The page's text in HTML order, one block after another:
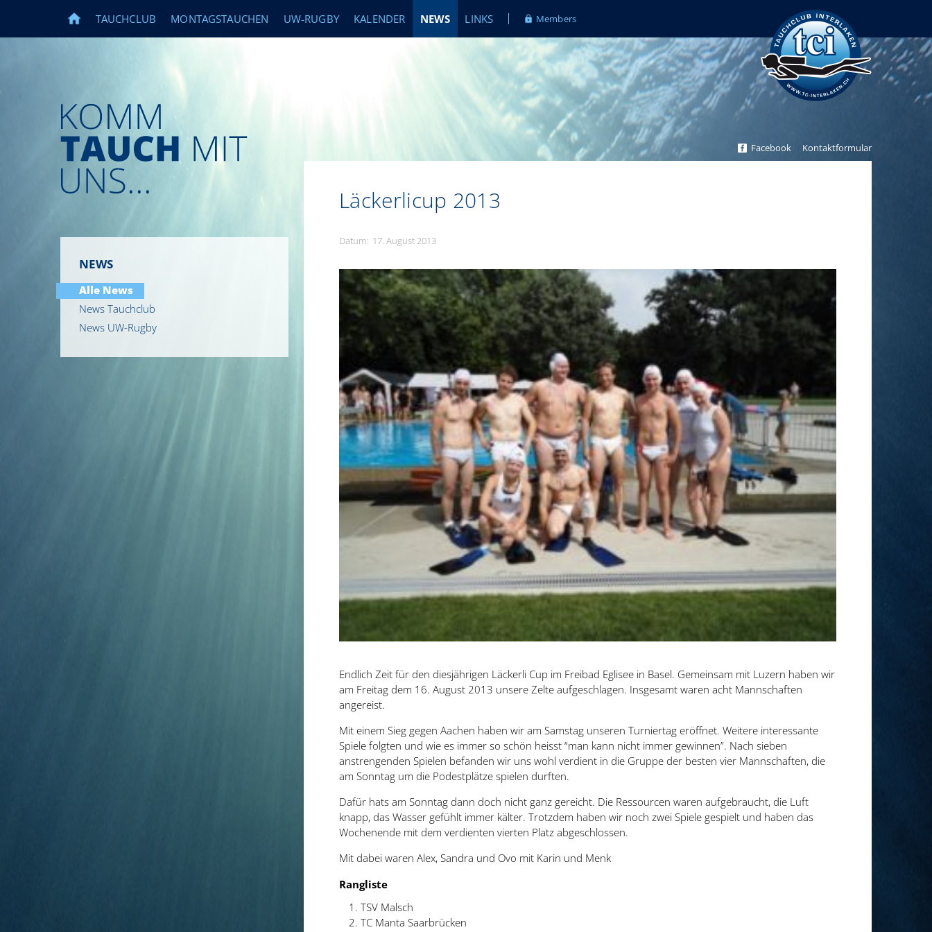
Tauchclub Interlaken
TAUCHCLUB MONTAGSTAUCHEN UW-RUGBY KALENDER NEWS LINKS Members
Facebook Kontaktformular
Läckerlicup 2013
Datum: 17. August 2013
Endlich Zeit für den diesjährigen Läckerli Cup im Freibad Eglisee in Basel. Gemeinsam mit Luzern haben wir
am Freitag dem 16. August 2013 unsere Zelte aufgeschlagen. Insgesamt waren acht Mannschaften
angereist.
Mit einem Sieg gegen Aachen haben wir am Samstag unseren Turniertag eröffnet. Weitere interessante
Spiele folgten und wie es immer so schön heisst “man kann nicht immer gewinnen”. Nach sieben
anstrengenden Spielen befanden wir uns wohl verdient in die Gruppe der besten vier Mannschaften, die
am Sonntag um die Podestplätze spielen durften.
Dafür hats am Sonntag dann doch nicht ganz gereicht. Die Ressourcen waren aufgebraucht, die Luft
knapp, das Wasser gefühlt immer kälter. Trotzdem haben wir noch zwei Spiele gespielt und haben das
Wochenende mit dem verdienten vierten Platz abgeschlossen.
Mit dabei waren Alex, Sandra und Ovo mit Karin und Menk
Rangliste
TSV Malsch
TC Manta Saarbrücken
NEWS
Alle News
News Tauchclub
News UW-Rugby